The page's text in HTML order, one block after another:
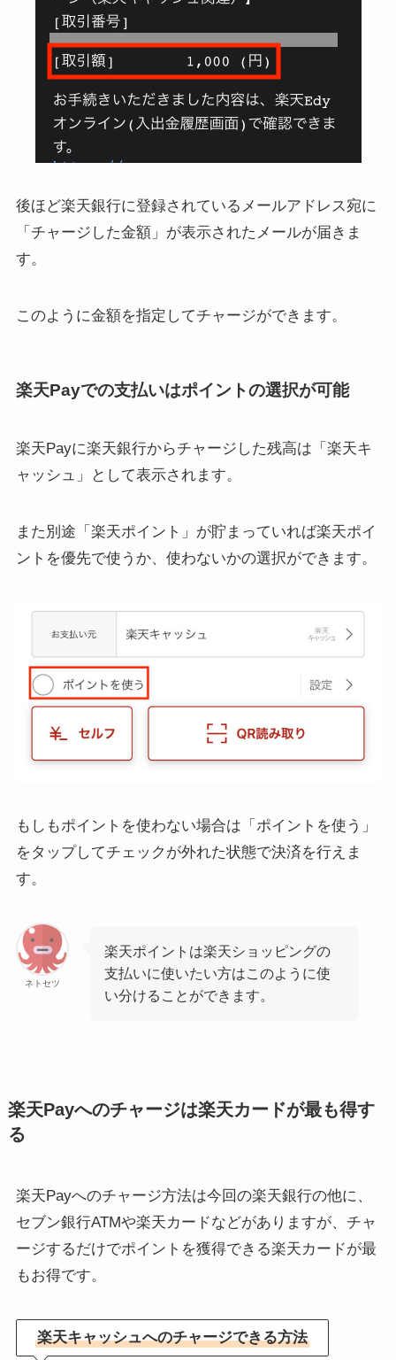
後ほど楽天銀行に登録されているメールアドレス宛に
「チャージした金額」が表示されたメールが届きま
す。
このように金額を指定してチャージができます。
楽天Payでの支払いはポイントの選択が可能
楽天Payに楽天銀行からチャージした残高は「楽天キ
ャッシュ」として表示されます。
また別途「楽天ポイント」が貯まっていれば楽天ポイ
ントを優先で使うか、使わないかの選択ができます。
もしもポイントを使わない場合は「ポイントを使う」
をタップしてチェックが外れた状態で決済を行えま
す。
ネトセツ
楽天ポイントは楽天ショッピングの
支払いに使いたい方はこのように使
い分けることができます。
楽天Payへのチャージは楽天カードが最も得す
る
楽天Payへのチャージ方法は今回の楽天銀行の他に、
セブン銀行ATMや楽天カードなどがありますが、チャ
ージするだけでポイントを獲得できる楽天カードが最
もお得です。
楽天キャッシュへのチャージできる方法